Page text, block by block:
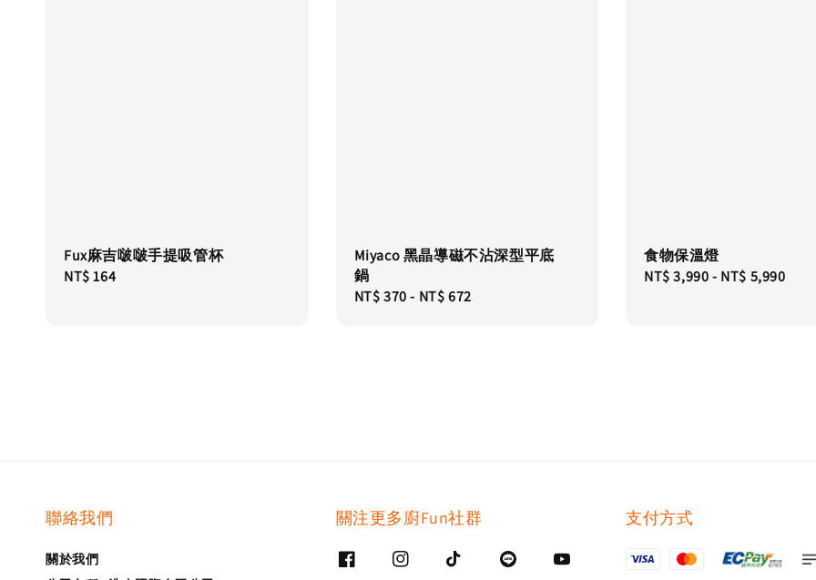
Fux麻吉啵啵手提吸管杯
Regular
NT$ 164
Miyaco 黑晶導磁不沾深型平底
鍋
Regular
NT$ 370- NT$ 672
食物保溫燈
Regular
NT$ 3,990- NT$ 5,990
聯絡我們
關於我們
關注更多廚Fun社群 支付方式